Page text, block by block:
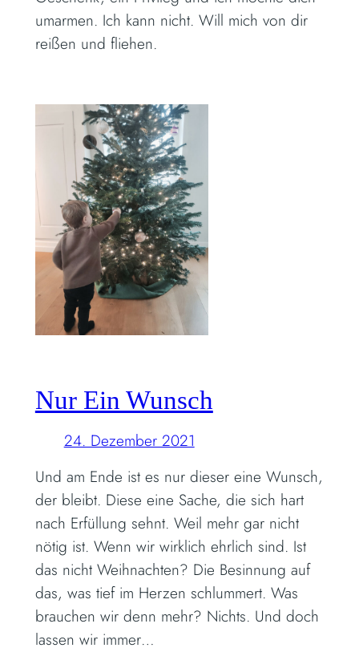
umarmen. Ich kann nicht. Will mich von dir
reißen und fliehen.
Nur Ein Wunsch
24. Dezember 2021
Und am Ende ist es nur dieser eine Wunsch,
der bleibt. Diese eine Sache, die sich hart
nach Erfüllung sehnt. Weil mehr gar nicht
nötig ist. Wenn wir wirklich ehrlich sind. Ist
das nicht Weihnachten? Die Besinnung auf
das, was tief im Herzen schlummert. Was
brauchen wir denn mehr? Nichts. Und doch
lassen wir immer…